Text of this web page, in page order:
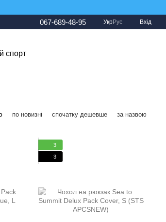
067-689-48-95 УкрРус Вхід
спорт
по новизні спочатку дешевше за назвою
3
3